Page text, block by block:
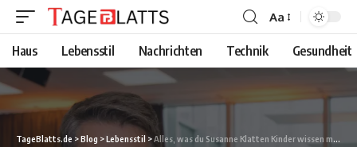
Font
Resizer
Aa
Haus Lebensstil Nachrichten Technik Gesundheit
TageBlatts.de >Blog >Lebensstil >Alles, was du Susanne Klatten Kinder wissen musst